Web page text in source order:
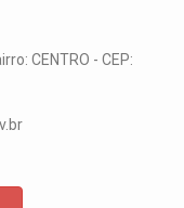
CENTRO - CEP: